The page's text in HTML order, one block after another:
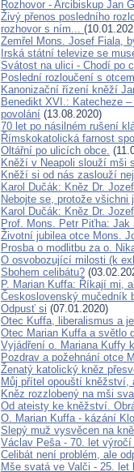
Rozhovor - Arcibiskup Jan
Živý přenos posledního
rozhovor s ním...
Zemřel Mons. Josef Fiala,
Irská státní televize se
Svátost na ulici - Chodí po
Poslední rozloučení s
Kanonizační řízení kněží
Benedikt XVI.: Katecheze
povolání (13.08.2020)
70 let po násilném rušení
Římskokatolická farnost
Oltářní po ulicích obce.
Kněží v Neapoli slouží mši
Kněží si od nás zaslouží
Karol Dučák: Kněz Dr.
Nebojte se, protože
Karol Dučák: Kněz Dr.
Prof. Mons. Petr Piťha: Jak
Životní jubilea otce Mons.
Prosba o modlitbu za o.
O osvobozující milosti (k
Sbohem celibátu?
P. Marian Kuffa: Říkají mi,
Československý mučedník
Odpusť si (07.01.2020)
Otec Kuffa, liberalismus a
Otec Marian Kuffa a světlo
Vyjádření o. Mariana Kuffy
Pozdrav a požehnání otce
Ženatý katolický kněz
Můj přítel opouští kněžství,
Kněz rozzlobený na mši
Od ateisty ke kněžství.
O. Marian Kuffa - kázání
Slepý muž vysvěcen na
Václav Peša - 70. let
Celibát není problém, ale
Mše svatá ve Valči - 25.